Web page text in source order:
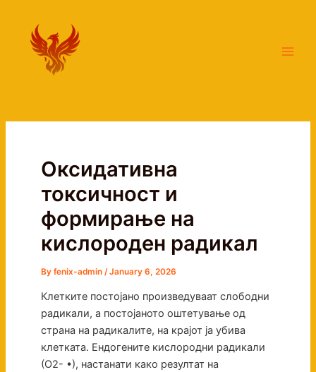
content
Оксидативна
токсичност и
формирање на
кислороден радикал
By fenix-admin /January 6, 2026
Клетките постојано произведуваат слободни
радикали, a постојаното оштетување од
страна на радикалите, на крајот ја убива
клетката. Eндогените кислородни радикали
(О2- •), настанати како резултат на